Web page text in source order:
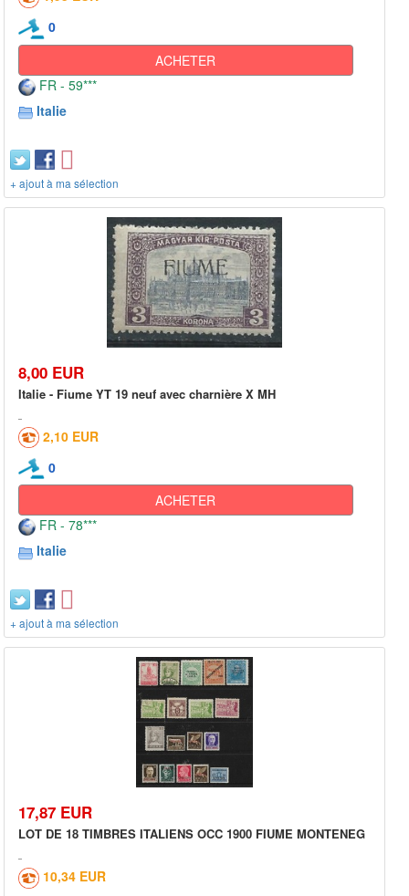
0
ACHETER
FR - 59***
Italie
+ ajout à ma sélection
8,00 EUR
Italie - Fiume YT 19 neuf avec charnière X MH
2,10 EUR
0
ACHETER
FR - 78***
Italie
+ ajout à ma sélection
17,87 EUR
LOT DE 18 TIMBRES ITALIENS OCC 1900 FIUME MONTENEG
10,34 EUR